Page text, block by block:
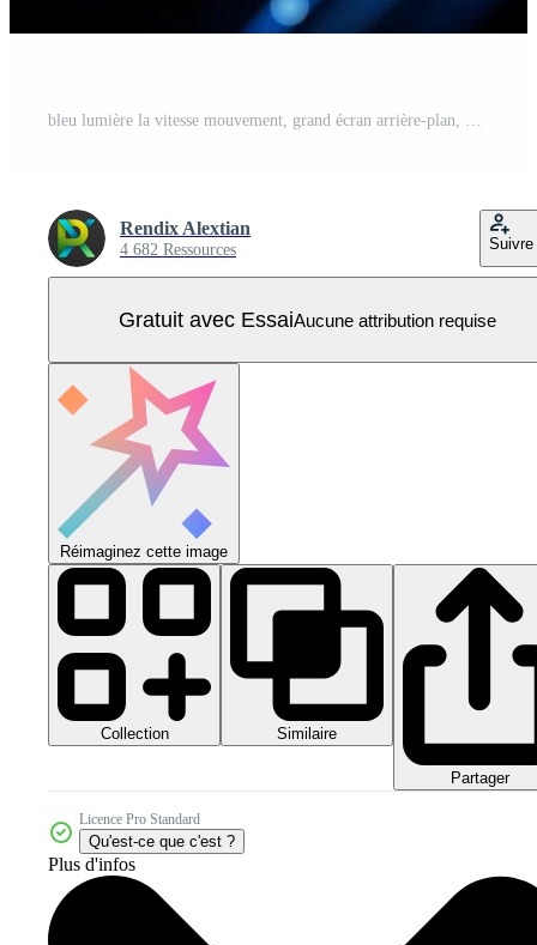
bleu lumière la vitesse mouvement, grand écran arrière-plan, vecteur illustration Vecteur Pro
Rendix Alextian
4 682 Ressources Suivre
Gratuit avec EssaiAucune attribution requise
Réimaginez cette image
Collection Similaire
Partager
Licence Pro Standard
Qu'est-ce que c'est ?
Plus d'infos